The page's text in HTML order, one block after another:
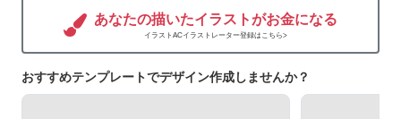
あなたの描いたイラストがお金になる
イラストACイラストレーター登録はこちら>
おすすめテンプレートでデザイン作成しませんか？